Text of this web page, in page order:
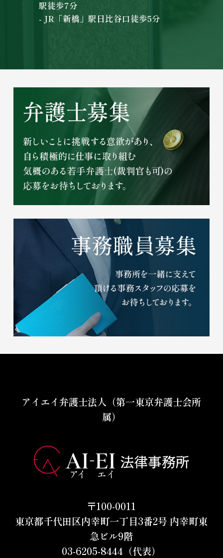
駅徒歩7分
- JR「新橋」駅日比谷口徒歩5分
アイエイ弁護士法人（第一東京弁護士会所
属）
〒100-0011
東京都千代田区内幸町一丁目3番2号 内幸町東
急ビル9階
03-6205-8444（代表）